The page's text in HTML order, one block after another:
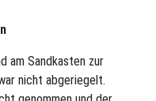
am Sandkasten zur
nicht abgeriegelt.